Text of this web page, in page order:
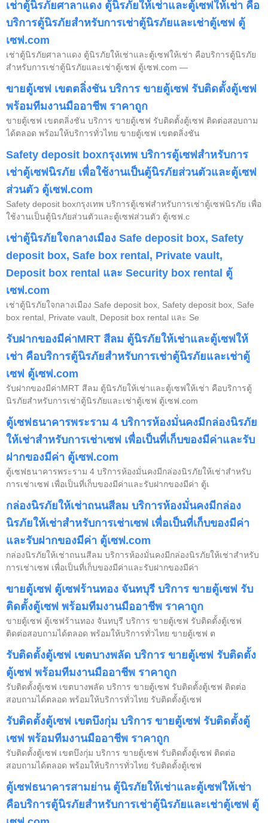
เช่าตู้นิรภัยศาลาแดง ตู้นิรภัยให้เช่าและตู้เซฟให้เช่า คือ
บริการตู้นิรภัยสำหรับการเช่าตู้นิรภัยและเช่าตู้เซฟ ตู้
เซฟ.com
เช่าตู้นิรภัยศาลาแดง ตู้นิรภัยให้เช่าและตู้เซฟให้เช่า คือบริการตู้นิรภัย
สำหรับการเช่าตู้นิรภัยและเช่าตู้เซฟ ตู้เซฟ.com —
ขายตู้เซฟ เขตตลิ่งชัน บริการ ขายตู้เซฟ รับติดตั้งตู้เซฟ
พร้อมทีมงานมืออาชีพ ราคาถูก
ขายตู้เซฟ เขตตลิ่งชัน บริการ ขายตู้เซฟ รับติดตั้งตู้เซฟ ติดต่อสอบถาม
ได้ตลอด พร้อมให้บริการทั่วไทย ขายตู้เซฟ เขตตลิ่งชัน
Safety deposit boxกรุงเทพ บริการตู้เซฟสำหรับการ
เช่าตู้เซฟนิรภัย เพื่อใช้งานเป็นตู้นิรภัยส่วนตัวและตู้เซฟ
ส่วนตัว ตู้เซฟ.com
Safety deposit boxกรุงเทพ บริการตู้เซฟสำหรับการเช่าตู้เซฟนิรภัย เพื่อ
ใช้งานเป็นตู้นิรภัยส่วนตัวและตู้เซฟส่วนตัว ตู้เซฟ.c
เช่าตู้นิรภัยใจกลางเมือง Safe deposit box, Safety
deposit box, Safe box rental, Private vault,
Deposit box rental และ Security box rental ตู้
เซฟ.com
เช่าตู้นิรภัยใจกลางเมือง Safe deposit box, Safety deposit box, Safe
box rental, Private vault, Deposit box rental และ Se
รับฝากของมีค่าMRT สีลม ตู้นิรภัยให้เช่าและตู้เซฟให้
เช่า คือบริการตู้นิรภัยสำหรับการเช่าตู้นิรภัยและเช่าตู้
เซฟ ตู้เซฟ.com
รับฝากของมีค่าMRT สีลม ตู้นิรภัยให้เช่าและตู้เซฟให้เช่า คือบริการตู้
นิรภัยสำหรับการเช่าตู้นิรภัยและเช่าตู้เซฟ ตู้เซฟ.com
ตู้เซฟธนาคารพระราม 4 บริการห้องมั่นคงมีกล่องนิรภัย
ให้เช่าสำหรับการเช่าเซฟ เพื่อเป็นที่เก็บของมีค่าและรับ
ฝากของมีค่า ตู้เซฟ.com
ตู้เซฟธนาคารพระราม 4 บริการห้องมั่นคงมีกล่องนิรภัยให้เช่าสำหรับ
การเช่าเซฟ เพื่อเป็นที่เก็บของมีค่าและรับฝากของมีค่า ตู้เ
กล่องนิรภัยให้เช่าถนนสีลม บริการห้องมั่นคงมีกล่อง
นิรภัยให้เช่าสำหรับการเช่าเซฟ เพื่อเป็นที่เก็บของมีค่า
และรับฝากของมีค่า ตู้เซฟ.com
กล่องนิรภัยให้เช่าถนนสีลม บริการห้องมั่นคงมีกล่องนิรภัยให้เช่าสำหรับ
การเช่าเซฟ เพื่อเป็นที่เก็บของมีค่าและรับฝากของมีค่า
ขายตู้เซฟ ตู้เซฟร้านทอง จันทบุรี บริการ ขายตู้เซฟ รับ
ติดตั้งตู้เซฟ พร้อมทีมงานมืออาชีพ ราคาถูก
ขายตู้เซฟ ตู้เซฟร้านทอง จันทบุรี บริการ ขายตู้เซฟ รับติดตั้งตู้เซฟ
ติดต่อสอบถามได้ตลอด พร้อมให้บริการทั่วไทย ขายตู้เซฟ ต
รับติดตั้งตู้เซฟ เขตบางพลัด บริการ ขายตู้เซฟ รับติดตั้ง
ตู้เซฟ พร้อมทีมงานมืออาชีพ ราคาถูก
รับติดตั้งตู้เซฟ เขตบางพลัด บริการ ขายตู้เซฟ รับติดตั้งตู้เซฟ ติดต่อ
สอบถามได้ตลอด พร้อมให้บริการทั่วไทย รับติดตั้งตู้เซฟ
รับติดตั้งตู้เซฟ เขตบึงกุ่ม บริการ ขายตู้เซฟ รับติดตั้งตู้
เซฟ พร้อมทีมงานมืออาชีพ ราคาถูก
รับติดตั้งตู้เซฟ เขตบึงกุ่ม บริการ ขายตู้เซฟ รับติดตั้งตู้เซฟ ติดต่อ
สอบถามได้ตลอด พร้อมให้บริการทั่วไทย รับติดตั้งตู้เซฟ
ตู้เซฟธนาคารสามย่าน ตู้นิรภัยให้เช่าและตู้เซฟให้เช่า
คือบริการตู้นิรภัยสำหรับการเช่าตู้นิรภัยและเช่าตู้เซฟ ตู้